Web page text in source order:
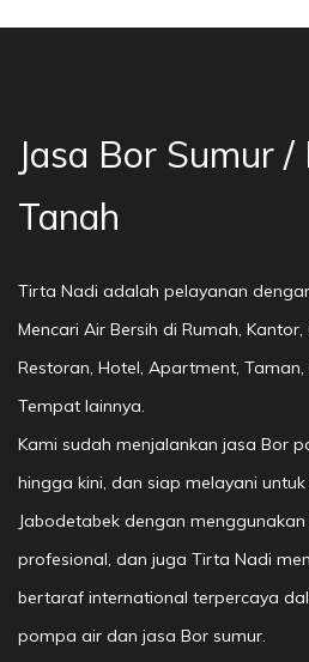
Jasa Bor Sumur
Tanah
Tirta Nadi adalah pelayanan
Mencari Air Bersih di Rumah,
Restoran, Hotel, Apartment,
Tempat lainnya.
Kami sudah menjalankan jasa Bor
hingga kini, dan siap melayani
Jabodetabek dengan
profesional, dan juga Tirta Nadi
bertaraf international terpercaya
pompa air dan jasa Bor sumur.